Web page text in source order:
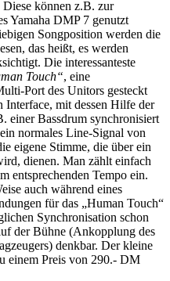
können z.B. zur
Yamaha DMP 7 genutzt
Songposition werden die
das heißt, es werden
Die interessanteste
Touch“, eine
Port des Unitors gesteckt
mit dessen Hilfe der
einer Bassdrum synchronisiert
normales Line-Signal von
eigene Stimme, die über ein
dienen. Man zählt einfach
entsprechenden Tempo ein.
auch während eines
für das „Human Touch“
Synchronisation schon
der Bühne (Ankopplung des
denkbar. Der kleine
einem Preis von 290.- DM